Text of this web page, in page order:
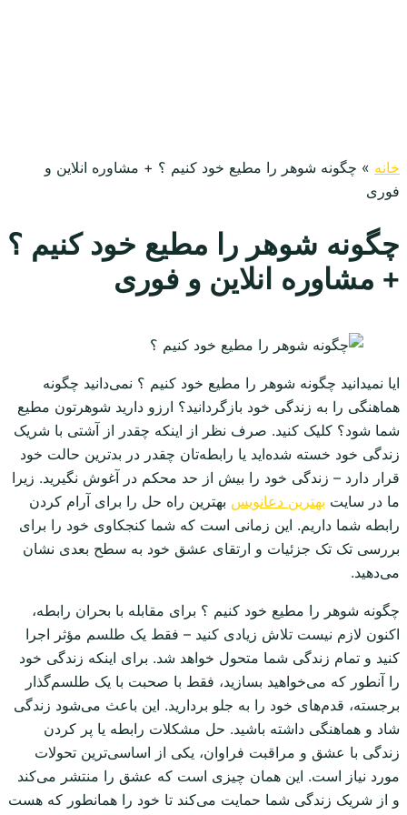
خانه » چگونه شوهر را مطیع خود کنیم ؟ + مشاوره انلاین و
فوری
چگونه شوهر را مطیع خود کنیم ؟
+ مشاوره انلاین و فوری
ایا نمیدانید چگونه شوهر را مطیع خود کنیم ؟ نمی‌دانید چگونه
هماهنگی را به زندگی خود بازگردانید؟ ارزو دارید شوهرتون مطیع
شما شود؟ کلیک کنید. صرف نظر از اینکه چقدر از آشتی با شریک
زندگی خود خسته شده‌اید یا رابطه‌تان چقدر در بدترین حالت خود
قرار دارد – زندگی خود را بیش از حد محکم در آغوش نگیرید. زیرا
ما در سایت بهترین دعانویس بهترین راه حل را برای آرام کردن
رابطه شما داریم. این زمانی است که شما کنجکاوی خود را برای
بررسی تک تک جزئیات و ارتقای عشق خود به سطح بعدی نشان
می‌دهید.
چگونه شوهر را مطیع خود کنیم ؟ برای مقابله با بحران رابطه،
اکنون لازم نیست تلاش زیادی کنید – فقط یک طلسم مؤثر اجرا
کنید و تمام زندگی شما متحول خواهد شد. برای اینکه زندگی خود
را آنطور که می‌خواهید بسازید، فقط با صحبت با یک طلسم‌گذار
برجسته، قدم‌های خود را به جلو بردارید. این باعث می‌شود زندگی
شاد و هماهنگی داشته باشید. حل مشکلات رابطه یا پر کردن
زندگی با عشق و مراقبت فراوان، یکی از اساسی‌ترین تحولات
مورد نیاز است. این همان چیزی است که عشق را منتشر می‌کند
و از شریک زندگی شما حمایت می‌کند تا خود را همانطور که هست